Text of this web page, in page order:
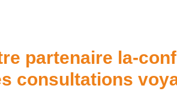
partenaire la-
consultations